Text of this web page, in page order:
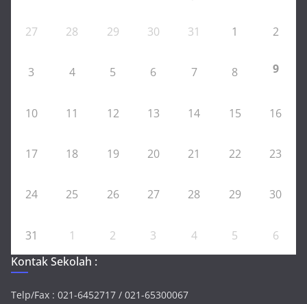
27 28 29 30 31 1 2
3 4 5 6 7 8 9
10 11 12 13 14 15 16
17 18 19 20 21 22 23
24 25 26 27 28 29 30
31 1 2 3 4 5
6
Kontak Sekolah :
Telp/Fax : 021-6452717 / 021-65300067